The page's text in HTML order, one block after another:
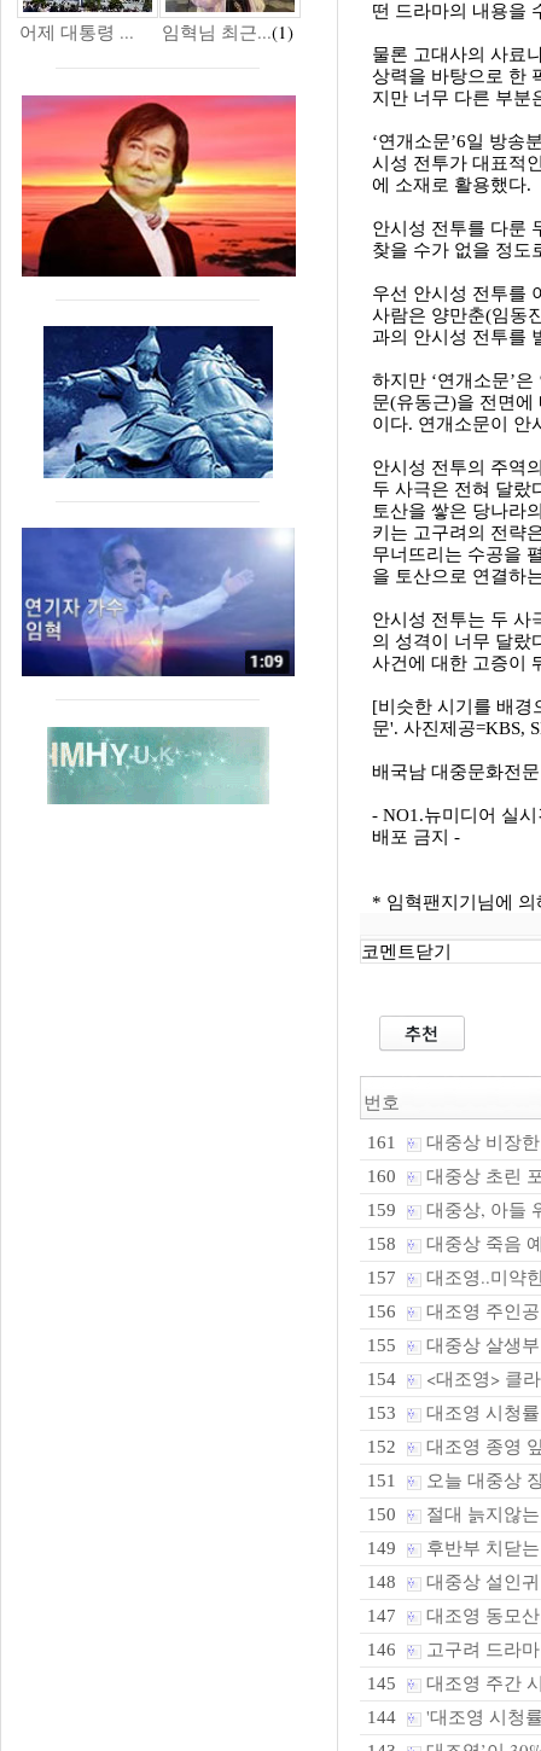
어제 대통령 ... 임혁님 최근...(1)
떤 드라마의 내용을
물론 고대사의 사료
상력을 바탕으로 한
지만 너무 다른 부분
‘연개소문’6일 방송
시성 전투가 대표적
에 소재로 활용했다.
안시성 전투를 다룬
찾을 수가 없을 정도
우선 안시성 전투를
사람은 양만춘(임동
과의 안시성 전투를
하지만 ‘연개소문’
문(유동근)을 전면
이다. 연개소문이 안
안시성 전투의 주역
두 사극은 전혀 달랐
토산을 쌓은 당나라
키는 고구려의 전략
무너뜨리는 수공을
을 토산으로 연결하
안시성 전투는 두 사
의 성격이 너무 달랐
사건에 대한 고증이
[비슷한 시기를 배경
문'. 사진제공=KBS,
배국남 대중문화전
- NO1.뉴미디어 실
배포 금지 -
* 임혁팬지기님에 의
코멘트닫기
번호
161 대중상 비장
160 대중상 초린
159 대중상, 아들
158 대중상 죽음
157 대조영..미약
156 대조영 주인
155 대중상 살생
154 <대조영> 클
153 대조영 시청
152 대조영 종영
151 오늘 대중상
150 절대 늙지않
149 후반부 치닫
148 대중상 설인
147 대조영 동모
146 고구려 드라
145 대조영 주간
144 '대조영 시청